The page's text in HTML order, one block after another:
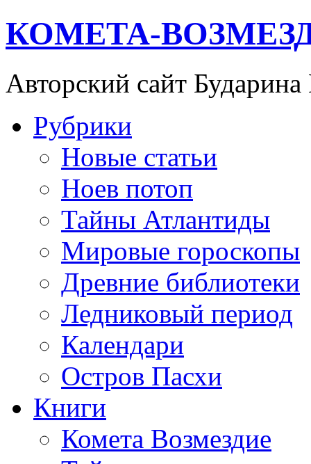
КОМЕТА-
Авторский сайт
Рубрики
Новые статьи
Ноев потоп
Тайны Атлантиды
Мировые гороскопы
Древние библиотеки
Ледниковый период
Календари
Остров Пасхи
Книги
Комета Возмездие